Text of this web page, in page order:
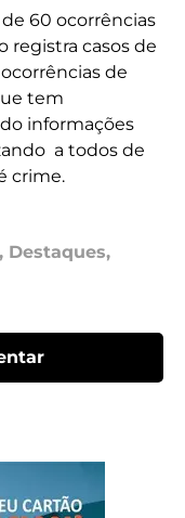
60 ocorrências
registra casos de
de
tem
informações
a todos de
crime.
, Destaques,